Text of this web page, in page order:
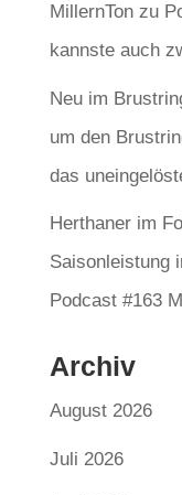
MillernTonzu
kannste auch
Neu im
um den
das
Herthaner im
Saisonleistung
Podcast #163
Archiv
August 2026
Juli 2026